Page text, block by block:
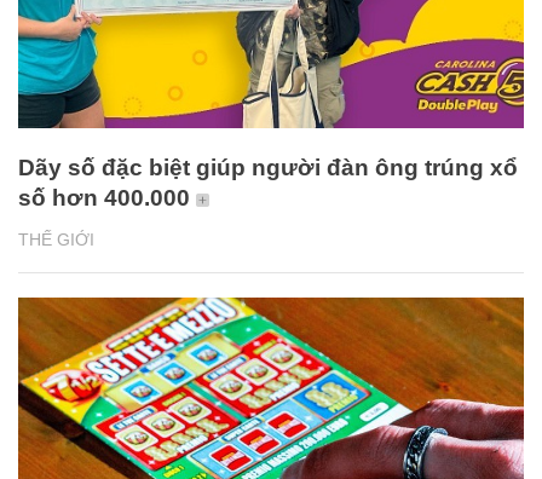
THẾ GIỚI
Dãy số đặc biệt giúp người đàn ông trúng xổ
số hơn 400.000